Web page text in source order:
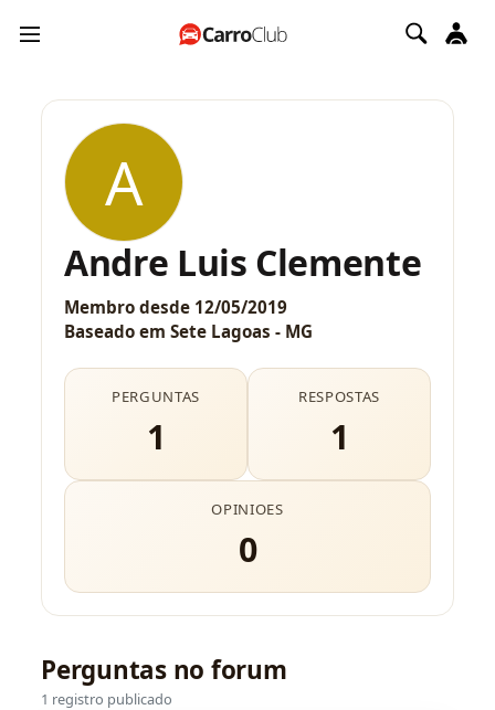
A
Andre Luis Clemente
Membro desde 12/05/2019
Baseado em Sete Lagoas - MG
PERGUNTAS
1
RESPOSTAS
1
OPINIOES
0
Perguntas no forum
1 registro publicado